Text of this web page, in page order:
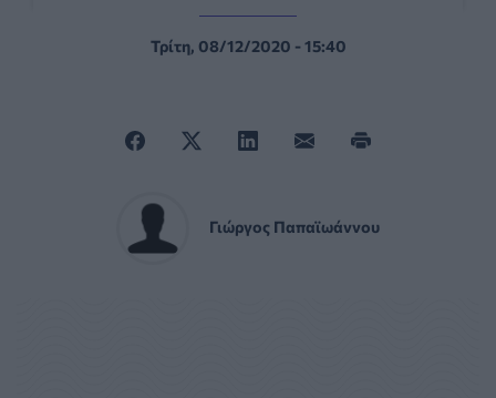
Τρίτη, 08/12/2020 - 15:40
Γιώργος Παπαϊωάννου